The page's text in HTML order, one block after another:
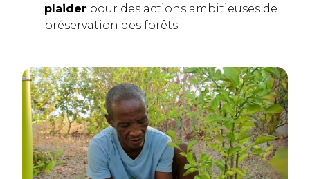
plaider pour des actions ambitieuses de
préservation des forêts.